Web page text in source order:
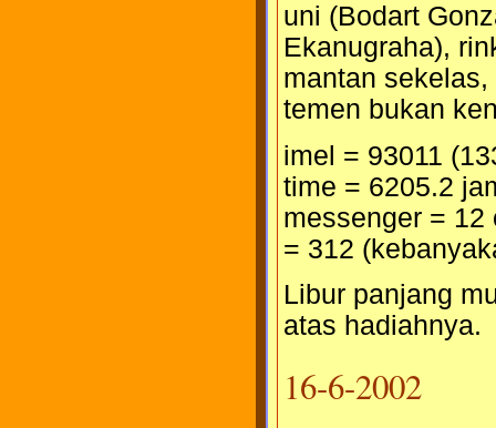
uni (Bodart
Ekanugraha),
mantan
temen bukan
imel = 93011
time = 6205.2
messenger = 12
= 312
Libur panjang
atas hadiahnya.
16-6-2002